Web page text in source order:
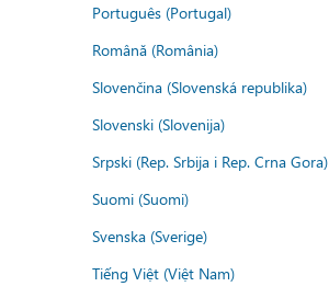
Português (Portugal)
Română (România)
Slovenčina (Slovenská republika)
Slovenski (Slovenija)
Srpski (Rep. Srbija i Rep. Crna Gora)
Suomi (Suomi)
Svenska (Sverige)
Tiếng Việt (Việt Nam)